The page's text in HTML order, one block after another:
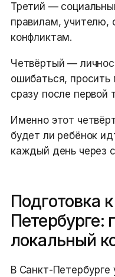
Третий —
правилам, учителю,
конфликтам.
Четвёртый —
ошибаться,
сразу после первой
Именно этот
будет ли ребёнок
каждый день через
Подготовка
Петербурге:
локальный
В Санкт-